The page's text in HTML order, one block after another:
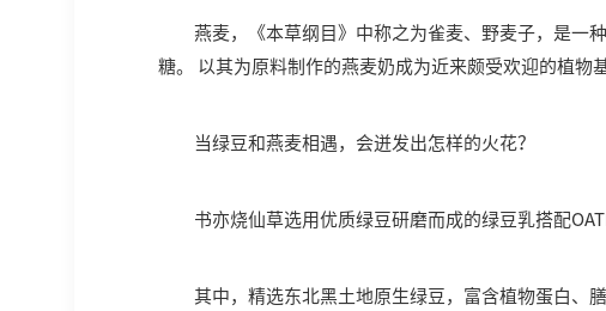
燕麦，《本草纲目》中称之为雀麦、野麦子，是一
糖。 以其为原料制作的燕麦奶成为近来颇受欢迎的植物
当绿豆和燕麦相遇，会迸发出怎样的火花？
书亦烧仙草选用优质绿豆研磨而成的绿豆乳搭配
其中，精选东北黑土地原生绿豆，富含植物蛋白、